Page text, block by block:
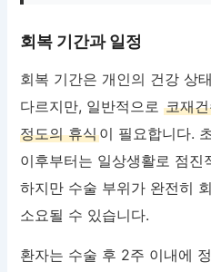
회복 기간과 일정
회복 기간은 개인의 건강 상
다르지만, 일반적으로코재
정도의 휴식이 필요합니다.
이후부터는 일상생활로 점진
하지만 수술 부위가 완전히
소요될 수 있습니다.
환자는 수술 후 2주 이내에